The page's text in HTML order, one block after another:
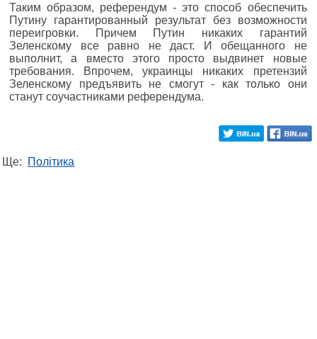
Таким образом, референдум - это способ обеспечить
Путину гарантированный результат без возможности
переигровки. Причем Путин никаких гарантий
Зеленскому все равно не даст. И обещанного не
выполнит, а вместо этого просто выдвинет новые
требования. Впрочем, украинцы никаких претензий
Зеленскому предъявить не смогут - как только они
станут соучастниками референдума.
Ще: Політика